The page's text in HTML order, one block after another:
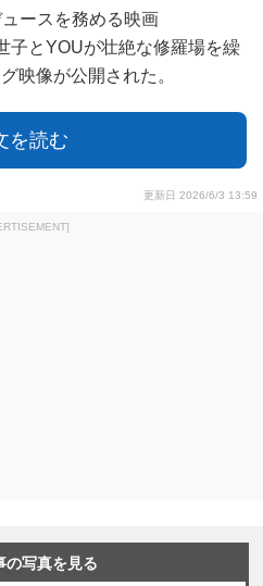
ースを務める映画
子とYOUが壮絶な修羅場を繰
映像が公開された。
を読む
更新日 2026/6/3 13:59
の写真を見る